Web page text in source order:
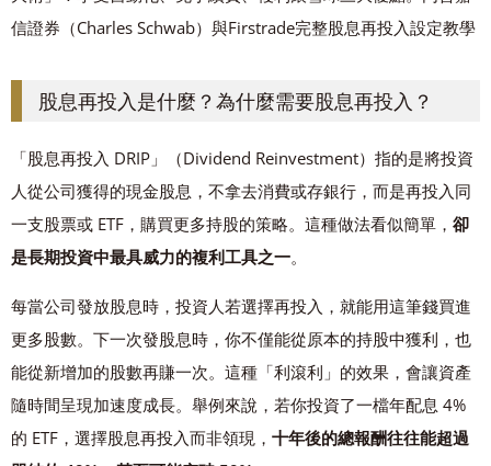
信證券（Charles Schwab）與Firstrade完整股息再投入設定教學
股息再投入是什麼？為什麼需要股息再投入？
「股息再投入 DRIP」（Dividend Reinvestment）指的是將投資
人從公司獲得的現金股息，不拿去消費或存銀行，而是再投入同
一支股票或 ETF，購買更多持股的策略。這種做法看似簡單， 卻
是長期投資中最具威力的複利工具之一。
每當公司發放股息時，投資人若選擇再投入，就能用這筆錢買進
更多股數。下一次發股息時，你不僅能從原本的持股中獲利，也
能從新增加的股數再賺一次。這種「利滾利」的效果，會讓資產
隨時間呈現加速度成長。舉例來說，若你投資了一檔年配息 4%
的 ETF，選擇股息再投入而非領現， 十年後的總報酬往往能超過